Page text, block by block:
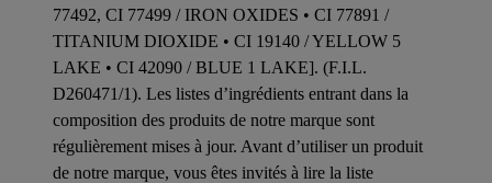
77492, CI 77499 / IRON OXIDES • CI 77891 /
TITANIUM DIOXIDE • CI 19140 / YELLOW 5
LAKE • CI 42090 / BLUE 1 LAKE]. (F.I.L.
D260471/1). Les listes d’ingrédients entrant dans la
composition des produits de notre marque sont
régulièrement mises à jour. Avant d’utiliser un produit
de notre marque, vous êtes invités à lire la liste